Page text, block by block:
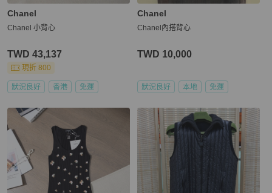
Chanel
Chanel 小背心
TWD 43,137
現折 800
狀況良好 香港 免運
Chanel
Chanel內搭背心
TWD 10,000
狀況良好 本地 免運